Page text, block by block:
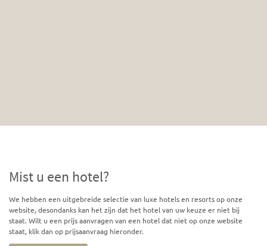
Mist u een hotel?
We hebben een uitgebreide selectie van luxe hotels en resorts op onze
website, desondanks kan het zijn dat het hotel van uw keuze er niet bij
staat. Wilt u een prijs aanvragen van een hotel dat niet op onze website
staat, klik dan op prijsaanvraag hieronder.